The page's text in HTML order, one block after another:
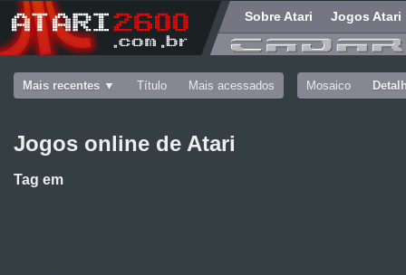
Sobre Atari Jogos Atari
Mais recentes Título Mais acessados Mosaico
Jogos online de Atari
Tag em